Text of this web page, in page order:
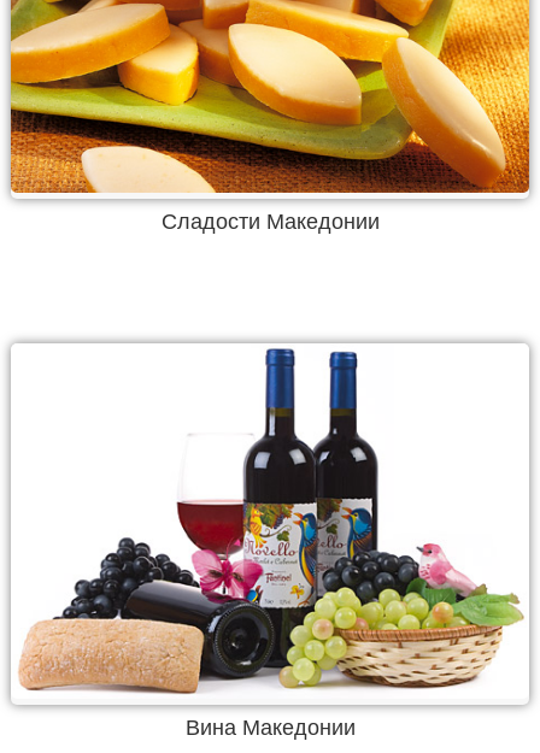
Сладости Македонии
Вина Македонии